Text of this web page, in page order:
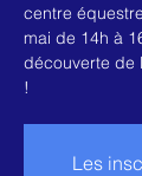
centre
mai de 14h à
découverte de
!
Les